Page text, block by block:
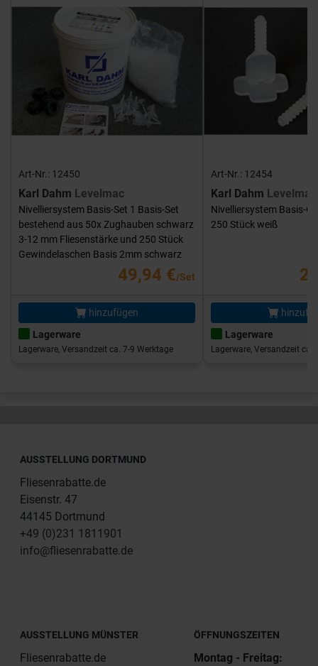
Art-Nr.: 12450
Karl Dahm Levelmac
Nivelliersystem Basis-Set 1 Basis-Set
bestehend aus 50x Zughauben schwarz
3-12 mm Fliesenstärke und 250 Stück
Gewindelaschen Basis 2mm schwarz
49,94 €/Set
hinzufügen
Lagerware
Lagerware, Versandzeit ca. 7-9 Werktage
Art-Nr.: 12454
Karl Dahm Levelmac
Nivelliersystem Basis-
250 Stück weiß
Lagerware
Lagerware, Versandzeit ca.
AUSSTELLUNG DORTMUND
Fliesenrabatte.de
Eisenstr. 47
44145 Dortmund
+49 (0)231 1811901
info@fliesenrabatte.de
AUSSTELLUNG MÜNSTER
Fliesenrabatte.de
ÖFFNUNGSZEITEN
Montag - Freitag: